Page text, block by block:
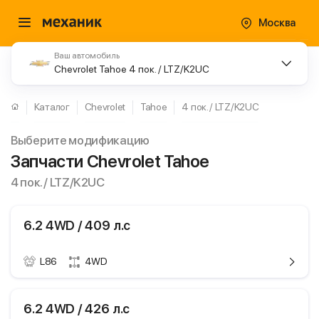
Москва
Ваш автомобиль
Chevrolet Tahoe 4 пок. / LTZ/K2UC
Каталог Chevrolet Tahoe 4 пок. / LTZ/K2UC
Выберите модификацию
Запчасти Chevrolet Tahoe
4 пок. / LTZ/K2UC
6.2 4WD / 409 л.с
L86 4WD
Chevrolet Tahoe
6.2 4WD / 426 л.с